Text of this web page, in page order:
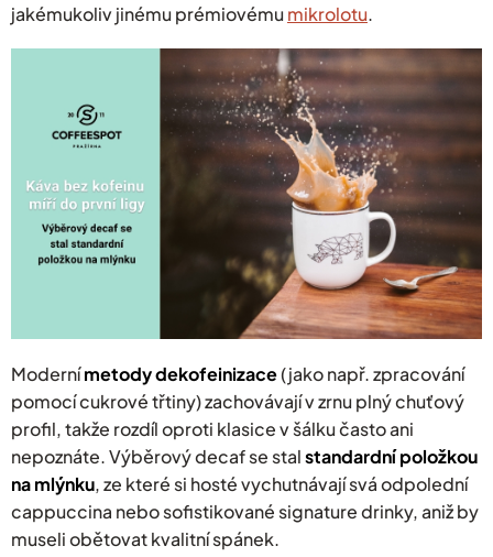
jakémukoliv jinému prémiovémumikrolotu.
Modernímetody dekofeinizace(jako např. zpracování
pomocí cukrové třtiny) zachovávají v zrnu plný chuťový
profil, takže rozdíl oproti klasice v šálku často ani
nepoznáte. Výběrový decaf se stalstandardní položkou
na mlýnku, ze které si hosté vychutnávají svá odpolední
cappuccina nebo sofistikované signature drinky, aniž by
museli obětovat kvalitní spánek.